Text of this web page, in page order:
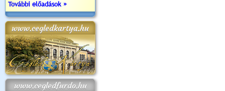
További előadások »
www.cegledkartya.hu
www.cegledfurdo.hu